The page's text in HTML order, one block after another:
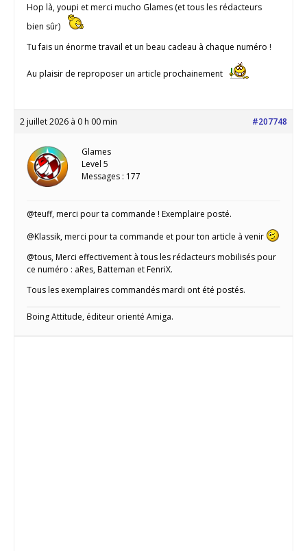
Hop là, youpi et merci mucho Glames (et tous les rédacteurs
bien sûr)
Tu fais un énorme travail et un beau cadeau à chaque numéro !
Au plaisir de reproposer un article prochainement
2 juillet 2026 à 0 h 00 min #207748
Glames
Level 5
Messages : 177
@teuff, merci pour ta commande ! Exemplaire posté.
@Klassik, merci pour ta commande et pour ton article à venir
@tous, Merci effectivement à tous les rédacteurs mobilisés pour
ce numéro : aRes, Batteman et FenriX.
Tous les exemplaires commandés mardi ont été postés.
Boing Attitude, éditeur orienté Amiga.